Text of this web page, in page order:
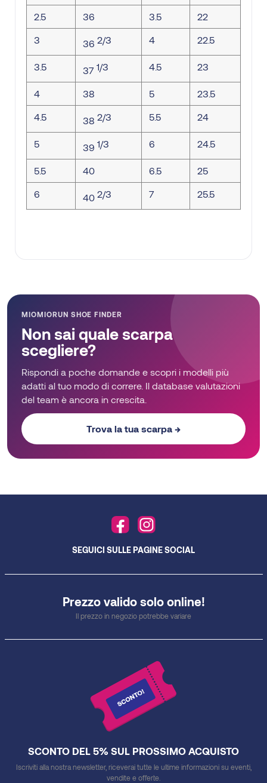
2.5 36 3.5 22
3 36 2/3 4 22.5
3.5 37 1/3 4.5 23
4 38 5 23.5
4.5 38 2/3 5.5 24
5 39 1/3 6 24.5
5.5 40 6.5 25
6 40 2/3 7 25.5
MIOMIORUN SHOE FINDER
Non sai quale scarpa
scegliere?
Rispondi a poche domande e scopri i modelli più
adatti al tuo modo di correre. Il database valutazioni
del team è ancora in crescita.
Trova la tua scarpa →
Prezzo valido solo online!
Il prezzo in negozio potrebbe variare
SEGUICI SULLE PAGINE SOCIAL
SCONTO DEL 5% SUL PROSSIMO ACQUISTO
Iscriviti alla nostra newsletter, riceverai tutte le ultime informazioni su eventi,
vendite e offerte.